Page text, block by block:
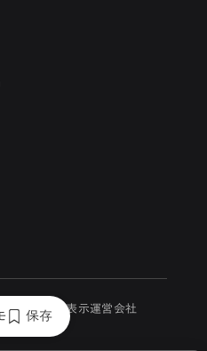
引に関する表示運営会社
保存